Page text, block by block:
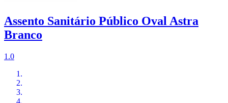
Assento Sanitário Público Oval Astra
Branco
1.0